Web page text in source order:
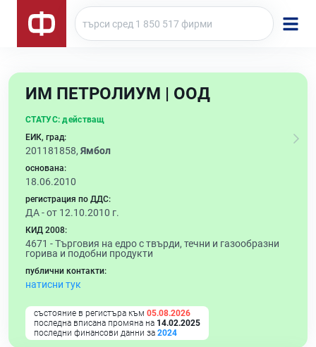
ИМ ПЕТРОЛИУМ | ООД
СТАТУС: действащ
ЕИК, град:
201181858, Ямбол
основана:
18.06.2010
регистрация по ДДС:
ДА - от 12.10.2010 г.
КИД 2008:
4671 -Търговия на едро с твърди, течни и газообразни
горива и подобни продукти
публични контакти:
натисни тук
състояние в регистъра към 05.08.2026
последна вписана промяна на 14.02.2025
последни финансови данни за 2024